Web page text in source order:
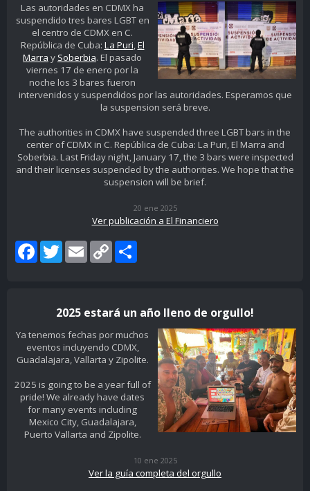
Las autoridades en CDMX ha
suspendido tres bares LGBT en
el centro de CDMX en C.
República de Cuba: La Puri,El
Marra y Soberbia. El pasado
viernes 17 de enero por la
noche los 3 bares fueron
intervenidos y suspendidos por las autoridades. Esperamos que
la suspension será breve.
The authorities in CDMX have suspended three LGBT bars in the
center of CDMX in C. República de Cuba: La Puri, El Marra and
Soberbia. Last Friday night, January 17, the 3 bars were inspected
and their licenses suspended by the authorities. We hope that the
suspension will be brief.
20 ene 2025
Ver publicación a El Financiero
FacebookTwitterEmail Copy
Link
2025 estará un año lleno de orgullo!
Ya tenemos fechas por muchos
eventos incluyendo CDMX,
Guadalajara, Vallarta y Zipolite.
2025 is going to be a year full of
pride! We already have dates
for many events including
Mexico City, Guadalajara,
Puerto Vallarta and Zipolite.
10 ene 2025
Ver la guía completa del orgullo